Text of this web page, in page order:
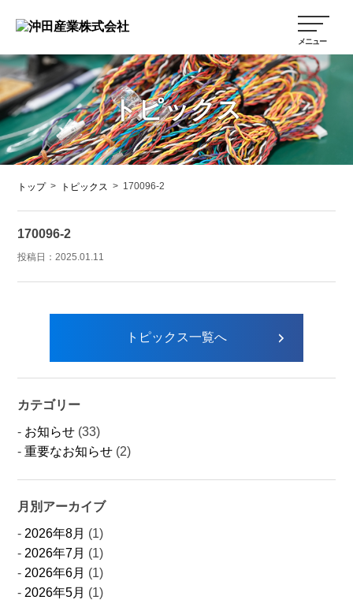
トピックス
トップ > トピックス > 170096-2
170096-2
投稿日：2025.01.11
トピックス一覧へ
カテゴリー
お知らせ (33)
重要なお知らせ (2)
月別アーカイブ
2026年8月 (1)
2026年7月 (1)
2026年6月 (1)
2026年5月 (1)